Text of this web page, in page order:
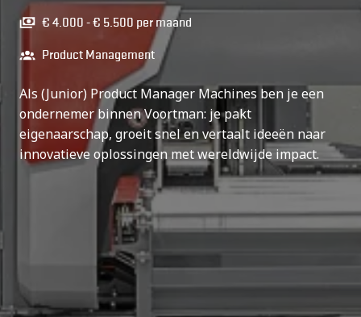
€ 4.000 - € 5.500 per maand
Product Management
Als (Junior) Product Manager Machines ben je een
ondernemer binnen Voortman: je pakt
eigenaarschap, groeit snel en vertaalt ideeën naar
innovatieve oplossingen met wereldwijde impact.